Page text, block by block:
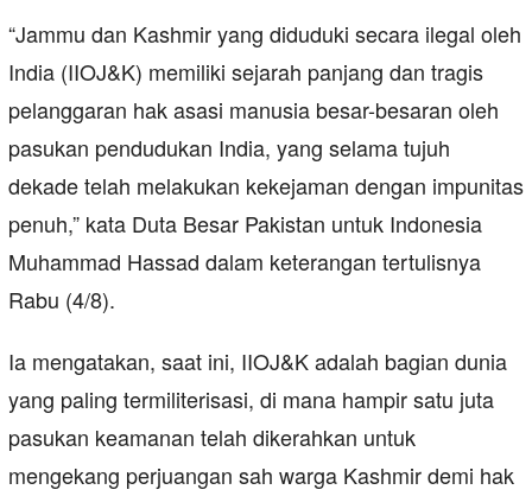
“Jammu dan Kashmir yang diduduki secara ilegal oleh
India (IIOJ&K) memiliki sejarah panjang dan tragis
pelanggaran hak asasi manusia besar-besaran oleh
pasukan pendudukan India, yang selama tujuh
dekade telah melakukan kekejaman dengan impunitas
penuh,” kata Duta Besar Pakistan untuk Indonesia
Muhammad Hassad dalam keterangan tertulisnya
Rabu (4/8).
Ia mengatakan, saat ini, IIOJ&K adalah bagian dunia
yang paling termiliterisasi, di mana hampir satu juta
pasukan keamanan telah dikerahkan untuk
mengekang perjuangan sah warga Kashmir demi hak